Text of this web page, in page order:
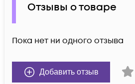
Отзывы о товаре
Пока нет ни одного отзыва
Добавить отзыв